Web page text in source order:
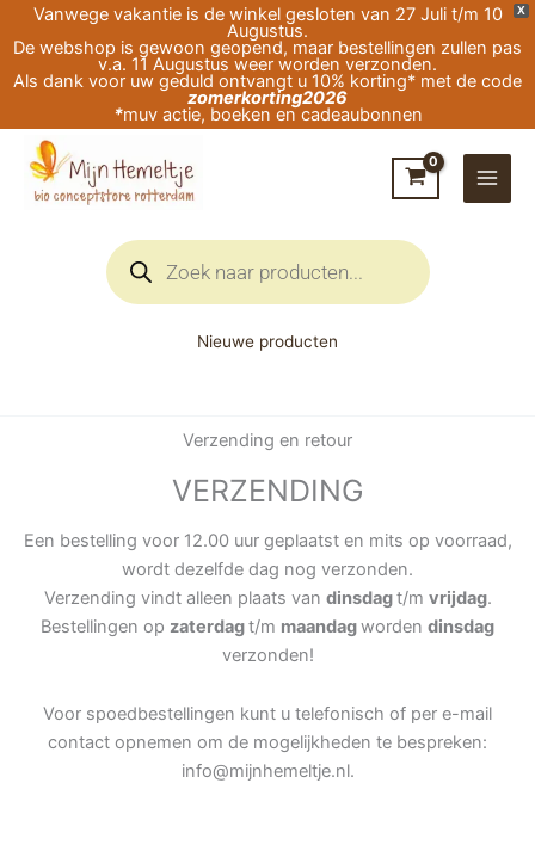
X
Vanwege vakantie is de winkel gesloten van 27 Juli t/m 10
Augustus.
De webshop is gewoon geopend, maar bestellingen zullen pas
v.a. 11 Augustus weer worden verzonden.
Als dank voor uw geduld ontvangt u 10% korting* met de code
zomerkorting2026
*muv actie, boeken en cadeaubonnen
naar
de
zoeken
Nieuwe producten
Verzending en retour
VERZENDING
Een bestelling voor 12.00 uur geplaatst en mits op voorraad,
wordt dezelfde dag nog verzonden.
Verzending vindt alleen plaats van dinsdagt/m vrijdag.
Bestellingen op zaterdagt/m maandagworden dinsdag
verzonden!
Voor spoedbestellingen kunt u telefonisch of per e-mail
contact opnemen om de mogelijkheden te bespreken:
info@mijnhemeltje.nl.